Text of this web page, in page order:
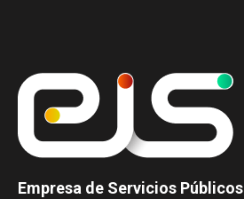
Empresa de Servicios Públicos